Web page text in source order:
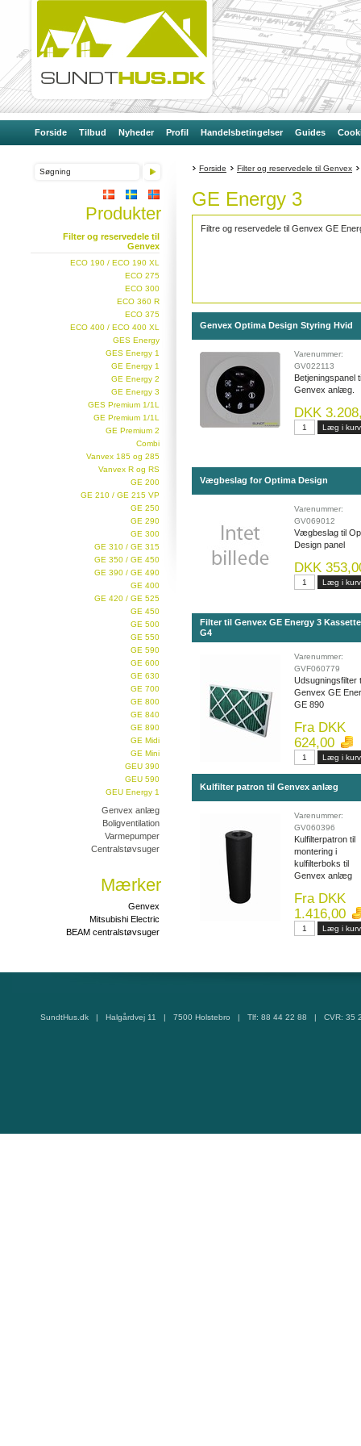
Forside Tilbud Nyheder Profil Handelsbetingelser Guides
Produkter
Filter og reservedele til
Genvex
ECO 190 / ECO 190 XL
ECO 275
ECO 300
ECO 360 R
ECO 375
ECO 400 / ECO 400 XL
GES Energy
GES Energy 1
GE Energy 1
GE Energy 2
GE Energy 3
GES Premium 1/1L
GE Premium 1/1L
GE Premium 2
Combi
Vanvex 185 og 285
Vanvex R og RS
GE 200
GE 210 / GE 215 VP
GE 250
GE 290
GE 300
GE 310 / GE 315
GE 350 / GE 450
GE 390 / GE 490
GE 400
GE 420 / GE 525
GE 450
GE 500
GE 550
GE 590
GE 600
GE 630
GE 700
GE 800
GE 840
GE 890
GE Midi
GE Mini
GEU 390
GEU 590
GEU Energy 1
Genvex anlæg
Boligventilation
Varmepumper
Centralstøvsuger
Mærker
Genvex
Mitsubishi Electric
BEAM centralstøvsuger
Forside Filter og reservedele til Genvex
GE Energy 3
Filtre og reservedele til Genvex GE
Genvex Optima Design Styring Hvid
Varenummer:
GV022113
Betjeningspanel
Genvex anlæg.
DKK
Vægbeslag for Optima Design
Varenummer:
GV069012
Vægbeslag til
Design panel
DKK
Filter til Genvex GE Energy 3
G4
Varenummer:
GVF060779
Udsugningsfilter
Genvex GE
GE 890
Fra DKK
624,00
Kulfilter patron til Genvex anlæg
Varenummer:
GV060396
Kulfilterpatron til
montering i
kulfilterboks til
Genvex anlæg
Fra DKK
1.416,00
SundtHus.dk | Halgårdvej 11 | 7500 Holstebro | Tlf: 88 44 22 88 | CVR: